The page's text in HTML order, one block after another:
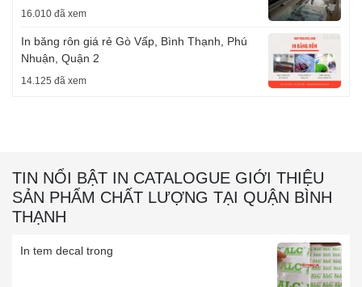
16.010 đã xem
In băng rôn giá rẻ Gò Vấp, Bình Thạnh, Phú
Nhuận, Quận 2
14.125 đã xem
TIN NỔI BẬT IN CATALOGUE GIỚI THIỆU
SẢN PHẨM CHẤT LƯỢNG TẠI QUẬN BÌNH
THẠNH
In tem decal trong